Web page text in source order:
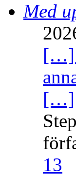
Med
[…]
[…]
13